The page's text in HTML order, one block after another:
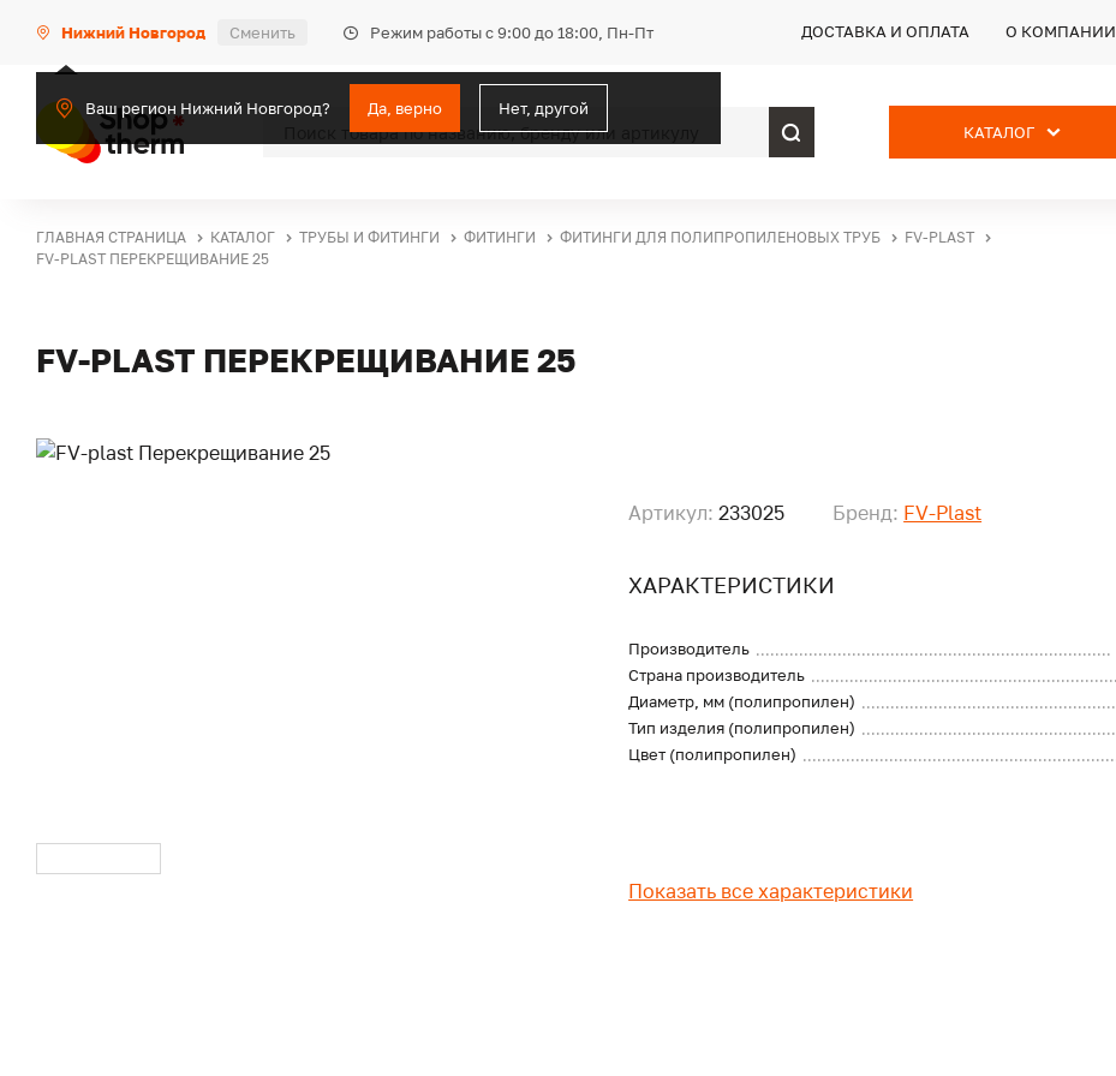
Нижний Новгород Сменить Режим работы с 9:00 до 18:00, Пн-Пт
Ваш регион Нижний Новгород? Да, верно Нет, другой
ДОСТАВКА И ОПЛАТА О КОМПАНИИ
КАТАЛОГ
ГЛАВНАЯ СТРАНИЦА КАТАЛОГ ТРУБЫ И ФИТИНГИ ФИТИНГИ ФИТИНГИ ДЛЯ ПОЛИПРОПИЛЕНОВЫХ ТРУБ
FV-PLAST
FV-PLAST ПЕРЕКРЕЩИВАНИЕ 25
FV-PLAST ПЕРЕКРЕЩИВАНИЕ 25
Артикул: 233025 Бренд: FV-Plast
ХАРАКТЕРИСТИКИ
Производитель
Страна производитель
Диаметр, мм (полипропилен)
Тип изделия (полипропилен)
Цвет (полипропилен)
Показать все характеристики